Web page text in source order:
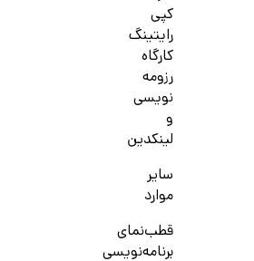
کپی
رایتینگ
کارگاه
رزومه
نویسی
و
لینکدین
سایر
موارد
قطب‌نمای
برنامه‌نویسی